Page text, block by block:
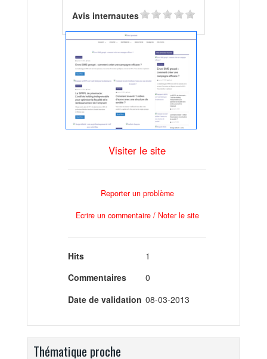
Avis internautes
Visiter le site
Reporter un problème
Ecrire un commentaire / Noter le site
Hits
1
Commentaires
0
Date de validation 08-03-2013
Thématique proche